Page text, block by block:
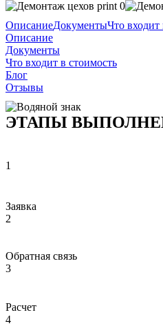
ОписаниеДокументыЧто входит
Описание
Документы
Что входит в стоимость
Блог
Отзывы
ЭТАПЫ
1
Заявка
2
Обратная связь
3
Расчет
4